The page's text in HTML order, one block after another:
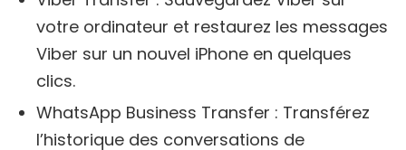
votre ordinateur et restaurez les messages
Viber sur un nouvel iPhone en quelques
clics.
WhatsApp Business Transfer : Transférez
l’historique des conversations de